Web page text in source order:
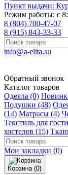
Пункт выдачи:
Режим работы: с
8 (804) 700-47-07
8 (915) 843-33-33
info@a-elita.su
Обратный звонок
Каталог товаров
Одеяла (0)
Подушки (48)
(14) Матрасы (4)
Текстиль для
хостелов (15)
Мои закладки (0)
Корзина (0)